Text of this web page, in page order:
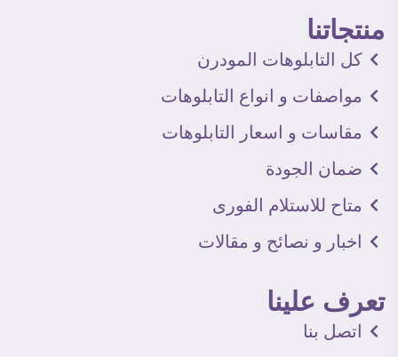
منتجاتنا
كل التابلوهات المودرن
مواصفات و انواع التابلوهات
مقاسات و اسعار التابلوهات
ضمان الجودة
متاح للاستلام الفورى
اخبار و نصائح و مقالات
تعرف علينا
اتصل بنا